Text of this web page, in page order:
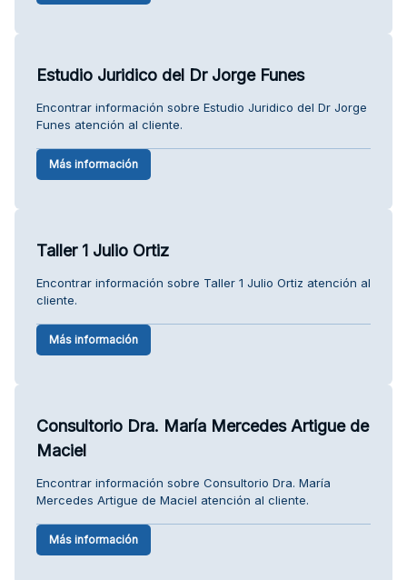
Estudio Juridico del Dr Jorge Funes
Encontrar información sobre Estudio Juridico del Dr Jorge
Funes atención al cliente.
Más información
Taller 1 Julio Ortiz
Encontrar información sobre Taller 1 Julio Ortiz atención al
cliente.
Más información
Consultorio Dra. María Mercedes Artigue de
Maciel
Encontrar información sobre Consultorio Dra. María
Mercedes Artigue de Maciel atención al cliente.
Más información